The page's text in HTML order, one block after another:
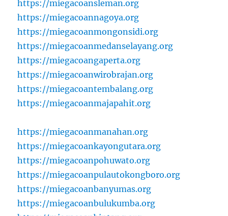
https://miegacoansleman.org
https://miegacoannagoya.org
https://miegacoanmongonsidi.org
https://miegacoanmedanselayang.org
https://miegacoangaperta.org
https://miegacoanwirobrajan.org
https://miegacoantembalang.org
https://miegacoanmajapahit.org
https://miegacoanmanahan.org
https://miegacoankayongutara.org
https://miegacoanpohuwato.org
https://miegacoanpulautokongboro.org
https://miegacoanbanyumas.org
https://miegacoanbulukumba.org